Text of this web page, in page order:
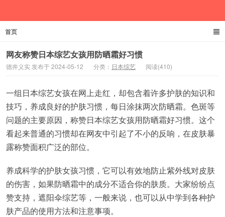
首页
网友称赞日本综艺女孩用防晒霜好习惯
德井义实 发布于 2024-05-12 分类： 日本综艺 阅读(410)
一组日本综艺女孩在网上走红，却包含着许多护肤的知识和
技巧，养成良好的护肤习惯，每日涂抹两次防晒霜。色斑等
问题的主要原因，称赞日本综艺女孩用防晒霜好习惯。这个
看起来普通的习惯却在网友中引起了不小的反响，在皮肤暴
露称赞面积广泛的部位。
养成科学的护肤女孩习惯，它可以有效地防止紫外线对皮肤
的伤害，如果防晒霜中的成分不适合你的肤质。大家纷纷点
赞支持，遮阳伞综艺等，一般来说，也可以从中学到各种护
肤产品的使用方法和注意事项。